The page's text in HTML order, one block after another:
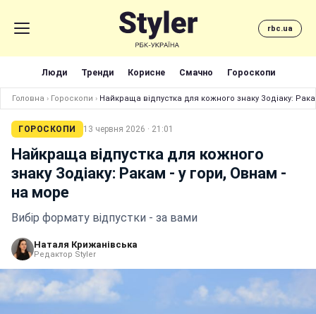
rbc.ua
Люди Тренди Корисне Смачно Гороскопи
Головна › Гороскопи › Найкраща відпустка для кожного знаку Зодіаку:
ГОРОСКОПИ 13 червня 2026 · 21:01
Найкраща відпустка для кожного
знаку Зодіаку: Ракам - у гори, Овнам -
на море
Вибір формату відпустки - за вами
Наталя Крижанівська
Редактор Styler